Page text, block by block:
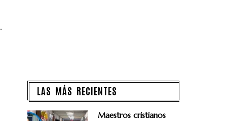
LAS MÁS RECIENTES
Maestros cristianos